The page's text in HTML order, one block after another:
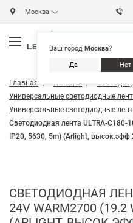
Москва
Ваш город Москва?
Да Нет
Главная Каталог
Универсальные светодиодные
Универсальные светодиодные
Светодиодная лента ULTRA-C180-
IP20, 5630, 5m) (Arlight,
СВЕТОДИОДНАЯ
24V WARM2700 (19.2